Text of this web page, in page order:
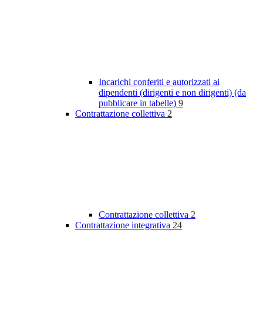
Incarichi conferiti e autorizzati ai
dipendenti (dirigenti e non dirigenti) (da
pubblicare in tabelle) 9
Contrattazione collettiva 2
Contrattazione collettiva 2
Contrattazione integrativa 24